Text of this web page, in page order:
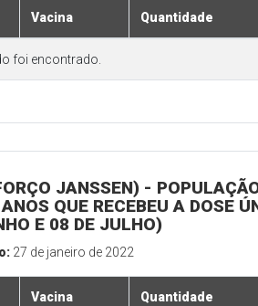
Vacina Quantidade
foi encontrado.
JANSSEN) -
QUE RECEBEU A DOSE
E 08 DE JULHO)
27 de janeiro de 2022
Vacina Quantidade